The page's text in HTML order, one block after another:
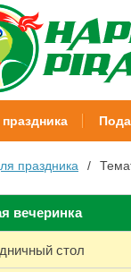
праздника
вечеринка
стол